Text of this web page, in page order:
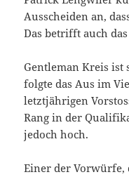
Ausscheiden an,
Das betrifft auch
Gentleman Kreis ist
folgte das Aus im
letztjährigen
Rang in der
jedoch hoch.
Einer der Vorwürfe,